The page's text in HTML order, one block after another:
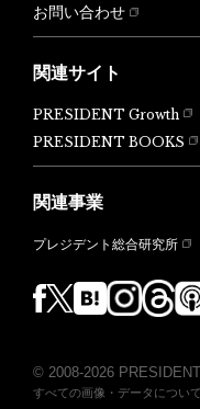
お問い合わせ
関連サイト
PRESIDENT Growth
PRESIDENT BOOKS
関連事業
プレジデント総合研究所
© 2008-2026
すべての画像・データについ